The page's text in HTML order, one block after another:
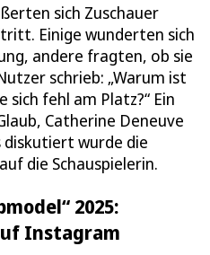
sich Zuschauer
Einige wunderten sich
andere fragten, ob sie
schrieb: „Warum ist
sich fehl am Platz?“ Ein
Catherine Deneuve
diskutiert wurde die
die Schauspielerin.
2025:
Instagram